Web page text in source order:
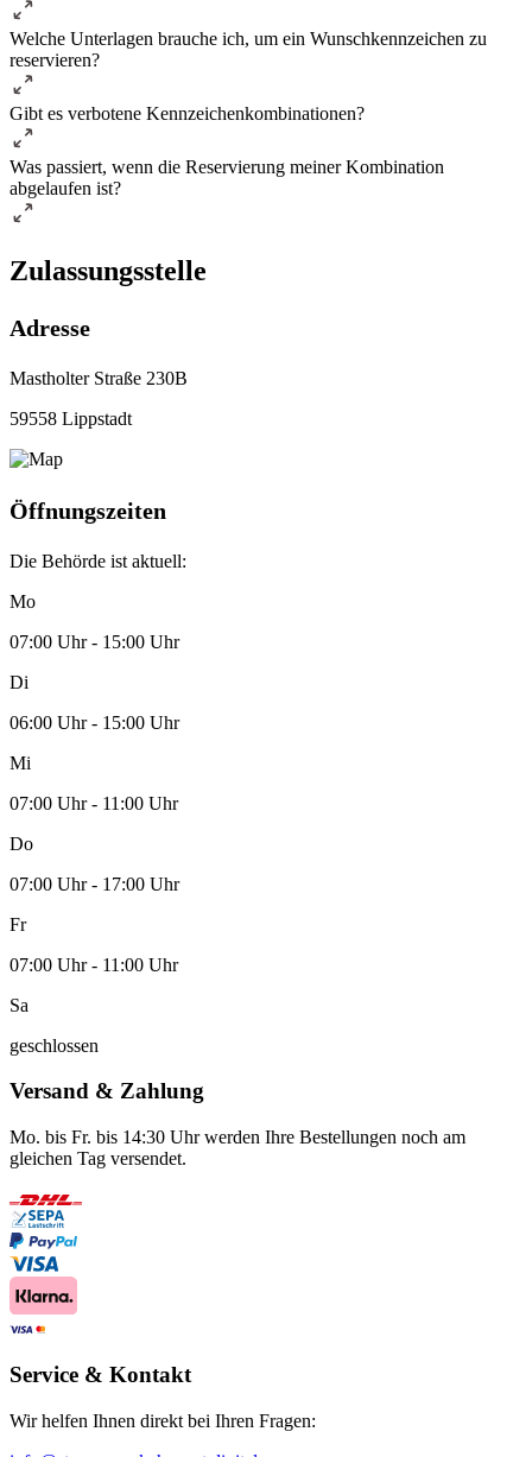
Welche Unterlagen brauche ich, um ein Wunschkennzeichen zu
reservieren?
Gibt es verbotene Kennzeichenkombinationen?
Was passiert, wenn die Reservierung meiner Kombination
abgelaufen ist?
Zulassungsstelle
Adresse
Mastholter Straße 230B
59558 Lippstadt
Öffnungszeiten
Die Behörde ist aktuell:
Mo
07:00 Uhr - 15:00 Uhr
Di
06:00 Uhr - 15:00 Uhr
Mi
07:00 Uhr - 11:00 Uhr
Do
07:00 Uhr - 17:00 Uhr
Fr
07:00 Uhr - 11:00 Uhr
Sa
geschlossen
Versand & Zahlung
Mo. bis Fr. bis 14:30 Uhr werden Ihre Bestellungen noch am
gleichen Tag versendet.
Service & Kontakt
Wir helfen Ihnen direkt bei Ihren Fragen: